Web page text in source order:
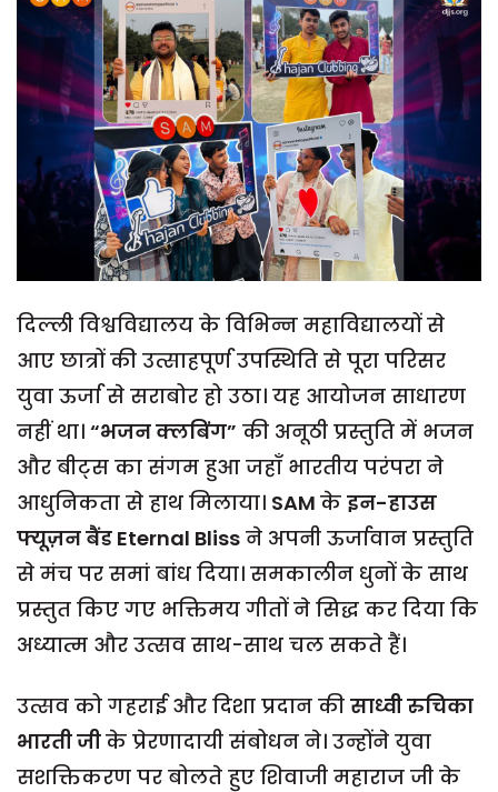
दिल्ली विश्वविद्यालय के विभिन्न महाविद्यालयों से
आए छात्रों की उत्साहपूर्ण उपस्थिति से पूरा परिसर
युवा ऊर्जा से सराबोर हो उठा। यह आयोजन साधारण
नहीं था। “भजन क्लबिंग” की अनूठी प्रस्तुति में भजन
और बीट्स का संगम हुआ जहाँ भारतीय परंपरा ने
आधुनिकता से हाथ मिलाया। SAM के इन-हाउस
फ्यूज़न बैंड Eternal Bliss ने अपनी ऊर्जावान प्रस्तुति
से मंच पर समां बांध दिया। समकालीन धुनों के साथ
प्रस्तुत किए गए भक्तिमय गीतों ने सिद्ध कर दिया कि
अध्यात्म और उत्सव साथ-साथ चल सकते हैं।
उत्सव को गहराई और दिशा प्रदान की साध्वी रुचिका
भारती जीके प्रेरणादायी संबोधन ने। उन्होंने युवा
सशक्तिकरण पर बोलते हुए शिवाजी महाराज जी के